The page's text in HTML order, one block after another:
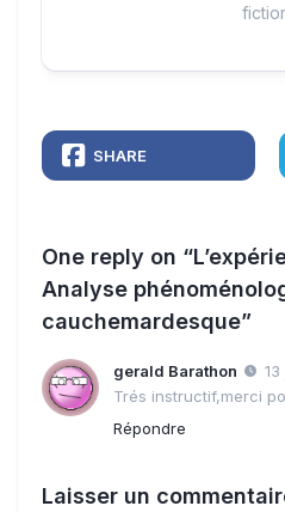
SHARE
One reply on
Analyse
cauchemardesque”
gerald Barathon
Trés instructif,merci
Répondre
Laisser un